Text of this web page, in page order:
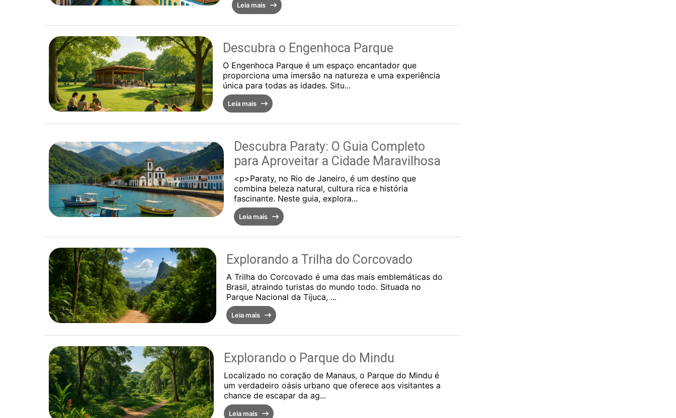
Leia mais
Descubra o Engenhoca Parque
O Engenhoca Parque é um espaço encantador que
proporciona uma imersão na natureza e uma experiência
única para todas as idades. Situ...
Leia mais
Descubra Paraty: O Guia Completo
para Aproveitar a Cidade Maravilhosa
<p>Paraty, no Rio de Janeiro, é um destino que
combina beleza natural, cultura rica e história
fascinante. Neste guia, explora...
Leia mais
Explorando a Trilha do Corcovado
A Trilha do Corcovado é uma das mais emblemáticas do
Brasil, atraindo turistas do mundo todo. Situada no
Parque Nacional da Tijuca, ...
Leia mais
Explorando o Parque do Mindu
Localizado no coração de Manaus, o Parque do Mindu é
um verdadeiro oásis urbano que oferece aos visitantes a
chance de escapar da ag...
Leia mais